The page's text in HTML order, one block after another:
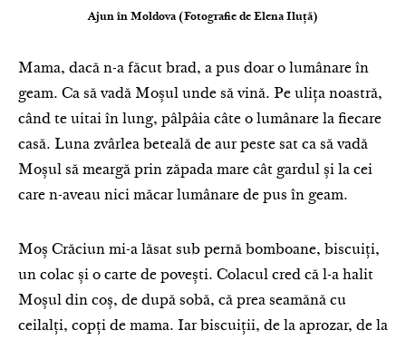
Ajun în Moldova (Fotografie de Elena Iluță)
Mama, dacă n-a făcut brad, a pus doar o lumânare în
geam. Ca să vadă Moșul unde să vină. Pe ulița noastră,
când te uitai în lung, pâlpâia câte o lumânare la fiecare
casă. Luna zvârlea beteală de aur peste sat ca să vadă
Moșul să meargă prin zăpada mare cât gardul și la cei
care n-aveau nici măcar lumânare de pus în geam.
Moș Crăciun mi-a lăsat sub pernă bomboane, biscuiți,
un colac și o carte de povești. Colacul cred că l-a halit
Moșul din coș, de după sobă, că prea seamănă cu
ceilalți, copți de mama. Iar biscuiții, de la aprozar, de la